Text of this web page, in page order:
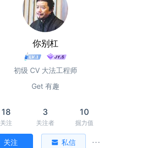
你别杠
初级 CV 大法工程师
Get 有趣
18
关注
3
关注者
10
掘力值
关注 私信